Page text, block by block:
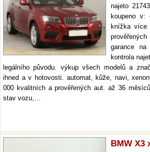
najeto
koupeno v:
knížka více
garance na
kontrola
legálního původu. výkup všech modelů a
ihned a v hotovosti. automat, kůže, navi,
000 kvalitních a prověřených aut. až 36
stav vozu,…
BMW X3